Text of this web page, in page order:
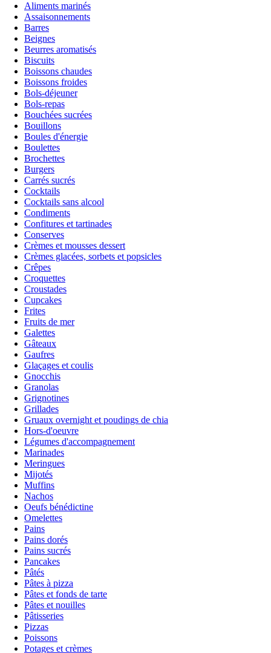
Aliments marinés
Assaisonnements
Barres
Beignes
Beurres aromatisés
Biscuits
Boissons chaudes
Boissons froides
Bols-déjeuner
Bols-repas
Bouchées sucrées
Bouillons
Boules d'énergie
Boulettes
Brochettes
Burgers
Carrés sucrés
Cocktails
Cocktails sans alcool
Condiments
Confitures et tartinades
Conserves
Crèmes et mousses dessert
Crèmes glacées, sorbets et popsicles
Crêpes
Croquettes
Croustades
Cupcakes
Frites
Fruits de mer
Galettes
Gâteaux
Gaufres
Glaçages et coulis
Gnocchis
Granolas
Grignotines
Grillades
Gruaux overnight et poudings de chia
Hors-d'oeuvre
Légumes d'accompagnement
Marinades
Meringues
Mijotés
Muffins
Nachos
Oeufs bénédictine
Omelettes
Pains
Pains dorés
Pains sucrés
Pancakes
Pâtés
Pâtes à pizza
Pâtes et fonds de tarte
Pâtes et nouilles
Pâtisseries
Pizzas
Poissons
Potages et crèmes